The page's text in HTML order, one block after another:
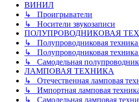
ВИНИЛ
↳ Проигрыватели
↳ Носители звукозаписи
ПОЛУПРОВОДНИКОВАЯ
↳ Полупроводниковая техника
↳ Полупроводниковая техника
↳ Самодельная
ЛАМПОВАЯ ТЕХНИКА
↳ Отечественная ламповая
↳ Импортная ламповая
↳ Самодельная ламповая